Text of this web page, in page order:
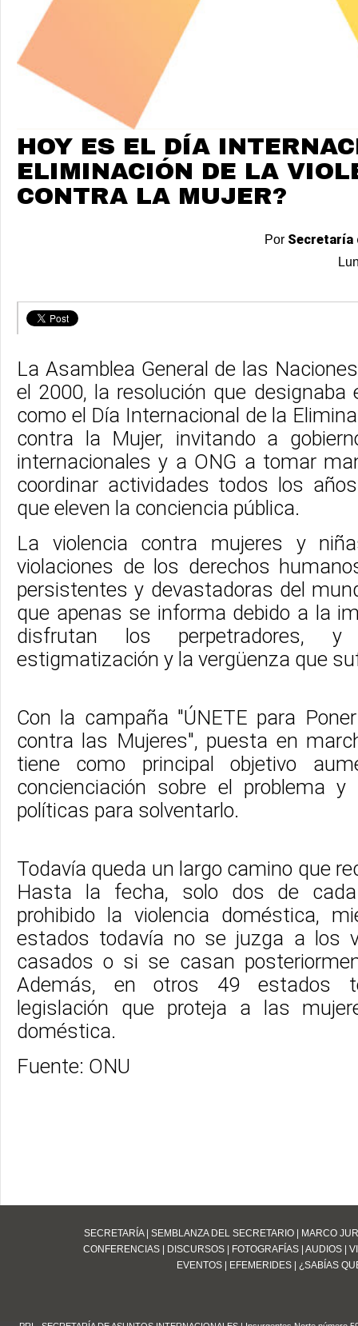
HOY ES EL DÍA
ELIMINACIÓN DE LA
CONTRA LA MUJER?
Por Secretaría
La Asamblea General de las
el 2000, la resolución que designaba
como el Día Internacional de la
contra la Mujer, invitando a
internacionales y a ONG a tomar
coordinar actividades todos los
que eleven la conciencia pública.
La violencia contra mujeres y
violaciones de los derechos
persistentes y devastadoras del
que apenas se informa debido a la
disfrutan los perpetradores,
estigmatización y la vergüenza que
Con la campaña "ÚNETE para
contra las Mujeres", puesta en
tiene como principal objetivo
concienciación sobre el problema y
políticas para solventarlo.
Todavía queda un largo camino que
Hasta la fecha, solo dos de
prohibido la violencia doméstica,
estados todavía no se juzga a los
casados o si se casan
Además, en otros 49 estados
legislación que proteja a las
doméstica.
Fuente: ONU
SECRETARÍA| SEMBLANZA DEL SECRETARIO | MARCO
CONFERENCIAS| DISCURSOS| FOTOGRAFÍAS| AUDIOS|
EVENTOS | EFEMERIDES | ¿SABÍAS